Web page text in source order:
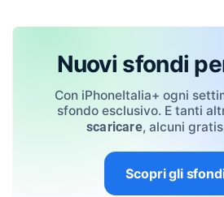
Nuovi sfondi
Con iPhoneItalia+ ogni
sfondo esclusivo. E tanti
scaricare, alcuni
Scopri gli